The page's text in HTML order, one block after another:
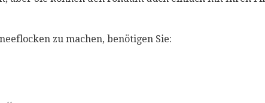
zu machen, benötigen Sie: